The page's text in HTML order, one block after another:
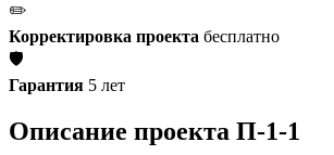
✏️
Корректировка проекта бесплатно
🛡️
Гарантия 5 лет
Описание проекта П-1-1